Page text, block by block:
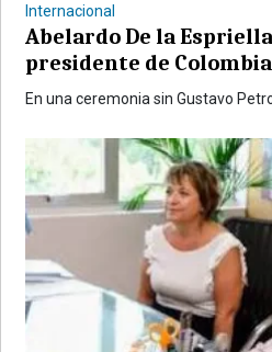
Internacional
Abelardo De la
presidente de Colombia
En una ceremonia sin Gustavo